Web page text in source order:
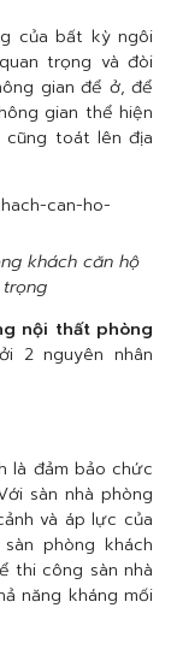
của bất kỳ ngôi
trọng và đòi
gian để ở, để
gian thể hiện
cũng toát lên địa
khách căn hộ
nội thất phòng
2 nguyên nhân
là đảm bảo chức
sàn nhà phòng
và áp lực của
phòng khách
thi công sàn nhà
năng kháng mối